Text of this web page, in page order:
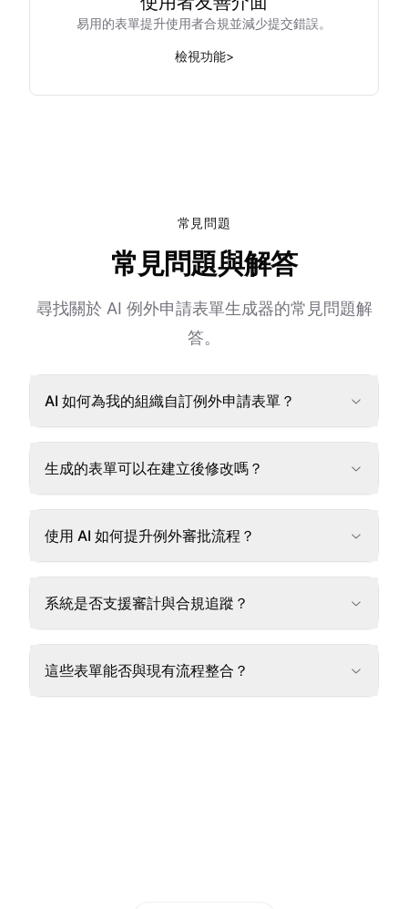
易用的表單提升使用者合規並減少提交錯誤。
檢視功能>
常見問題
常見問題與解答
尋找關於 AI 例外申請表單生成器的常見問題解
答。
AI 如何為我的組織自訂例外申請表單？
生成的表單可以在建立後修改嗎？
使用 AI 如何提升例外審批流程？
系統是否支援審計與合規追蹤？
這些表單能否與現有流程整合？